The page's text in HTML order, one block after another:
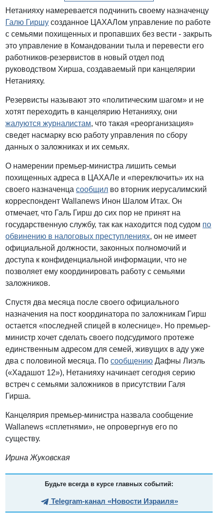
Нетанияху намеревается подчинить своему назначенцу
Галю Гиршу созданное ЦАХАЛом управление по работе
с семьями похищенных и пропавших без вести - закрыть
это управление в Командовании тыла и перевести его
работников-резервистов в новый отдел под
руководством Хирша, создаваемый при канцелярии
Нетанияху.
Резервисты называют это «политическим шагом» и не
хотят переходить в канцелярию Нетанияху, они
жалуются журналистам, что такая «реорганизация»
сведет насмарку всю работу управления по сбору
данных о заложниках и их семьях.
О намерении премьер-министра лишить семьи
похищенных адреса в ЦАХАЛе и «переключить» их на
своего назначенцасообщил во вторник иерусалимский
корреспондент Wallanews Инон Шалом Итах. Он
отмечает, что Галь Гирш до сих пор не принят на
государственную службу, так как находится под судом по
обвинению в налоговых преступлениях, он не имеет
официальной должности, законных полномочий и
доступа к конфиденциальной информации, что не
позволяет ему координировать работу с семьями
заложников.
Спустя два месяца после своего официального
назначения на пост координатора по заложникам Гирш
остается «последней спицей в колеснице». Но премьер-
министр хочет сделать своего подсудимого протеже
единственным адресом для семей, живущих в аду уже
два с половиной месяца. Посообщению Дафны Лиэль
(«Хадашот 12»), Нетанияху начинает сегодня серию
встреч с семьями заложников в присутствии Галя
Гирша.
Канцелярия премьер-министра назвала сообщение
Wallanews «сплетнями», не опровергнув его по
существу.
Ирина Жуковская
Будьте всегда в курсе главных событий:
Telegram-канал «Новости Израиля»